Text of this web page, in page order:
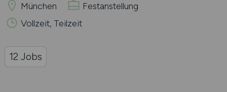
München
Festanstellung
Vollzeit, Teilzeit
12 Jobs